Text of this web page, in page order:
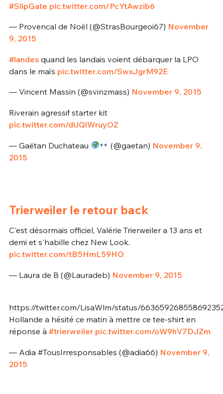
#SlipGate pic.twitter.com/PcYtAwzib6
— Provencal de Noël (@StrasBourgeoi67) November
9, 2015
#landesquand les landais voient débarquer la LPO
dans le maïs pic.twitter.com/SwxJgrM92E
— Vincent Massin (@svinzmass) November 9, 2015
Riverain agressif starter kit
pic.twitter.com/dUQlWruyOZ
— Gaëtan Duchateau (@gaetan) November 9,
2015
Trierweiler le retour back
C'est désormais officiel, Valérie Trierweiler a 13 ans et
demi et s'habille chez New Look.
pic.twitter.com/tB5HmL59HO
— Laura de B (@Lauradeb) November 9, 2015
https://twitter.com/LisaWlm/status/
Hollande a hésité ce matin à mettre ce tee-shirt en
réponse à #trierweiler pic.twitter.com/oW9hV7DJZm
— Adia #TousIrresponsables (@adia66) November 9,
2015